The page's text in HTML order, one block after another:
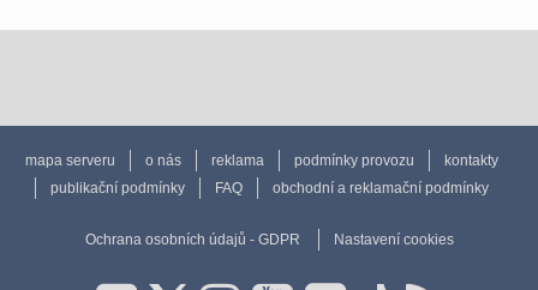
mapa serveru o nás reklama podmínky provozu
kontakty
publikační podmínky
FAQ obchodní a reklamační podmínky
Ochrana osobních údajů - GDPR Nastavení cookies